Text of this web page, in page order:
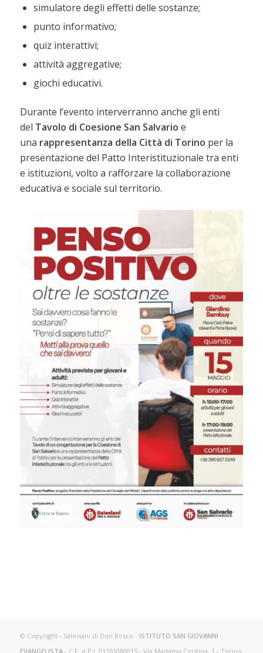
simulatore degli effetti delle sostanze;
punto informativo;
quiz interattivi;
attività aggregative;
giochi educativi.
Durante l’evento interverranno anche gli enti
del Tavolo di Coesione San Salvario e
una rappresentanza della Città di Torino per la
presentazione del Patto Interistituzionale tra enti
e istituzioni, volto a rafforzare la collaborazione
educativa e sociale sul territorio.
© Copyright - Salesiani di Don Bosco - ISTITUTO SAN GIOVANNI
EVANGELISTA- C.F. e P.I. 01763080015 - Via Madama Ceistina, 1 - Torino